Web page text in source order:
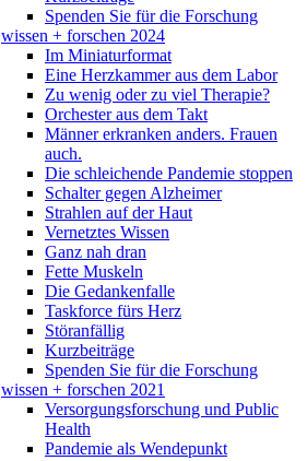
Spenden Sie für die Forschung
wissen + forschen 2024
Im Miniaturformat
Eine Herzkammer aus dem Labor
Zu wenig oder zu viel Therapie?
Orchester aus dem Takt
Männer erkranken anders. Frauen
auch.
Die schleichende Pandemie stoppen
Schalter gegen Alzheimer
Strahlen auf der Haut
Vernetztes Wissen
Ganz nah dran
Fette Muskeln
Die Gedankenfalle
Taskforce fürs Herz
Störanfällig
Kurzbeiträge
Spenden Sie für die Forschung
wissen + forschen 2021
Versorgungsforschung und Public
Health
Pandemie als Wendepunkt